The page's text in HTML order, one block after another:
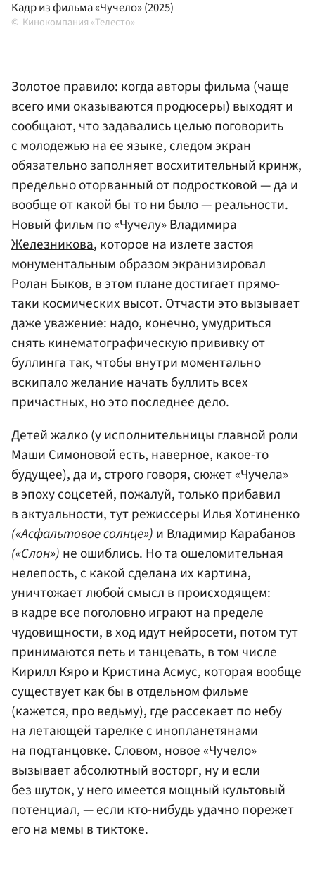
Кадр из фильма «Чучело» (2025)
Кинокомпания «Телесто»
Золотое правило: когда авторы фильма (чаще
всего ими оказываются продюсеры) выходят и
сообщают, что задавались целью поговорить
с молодежью на ее языке, следом экран
обязательно заполняет восхитительный кринж,
предельно оторванный от подростковой — да и
вообще от какой бы то ни было — реальности.
Новый фильм по «Чучелу»Владимира
Железникова, которое на излете застоя
монументальным образом экранизировал
Ролан Быков, в этом плане достигает прямо-
таки космических высот. Отчасти это вызывает
даже уважение: надо, конечно, умудриться
снять кинематографическую прививку от
буллинга так, чтобы внутри моментально
вскипало желание начать буллить всех
причастных, но это последнее дело.
Детей жалко (у исполнительницы главной роли
Маши Симоновой есть, наверное, какое-то
будущее), да и, строго говоря, сюжет «Чучела»
в эпоху соцсетей, пожалуй, только прибавил
в актуальности, тут режиссеры Илья Хотиненко
(«Асфальтовое солнце») и Владимир Карабанов
(«Слон») не ошиблись. Но та ошеломительная
нелепость, с какой сделана их картина,
уничтожает любой смысл в происходящем:
в кадре все поголовно играют на пределе
чудовищности, в ход идут нейросети, потом тут
принимаются петь и танцевать, в том числе
Кирилл КяроиКристина Асмус, которая вообще
существует как бы в отдельном фильме
(кажется, про ведьму), где рассекает по небу
на летающей тарелке с инопланетянами
на подтанцовке. Словом, новое «Чучело»
вызывает абсолютный восторг, ну и если
без шуток, у него имеется мощный культовый
потенциал, — если кто-нибудь удачно порежет
его на мемы в тиктоке.